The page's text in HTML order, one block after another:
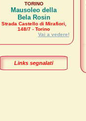
TORINO
Mausoleo della
Bela Rosin
Strada Castello di Mirafiori,
148/7 - Torino
Vai a vedere!
Links segnalati